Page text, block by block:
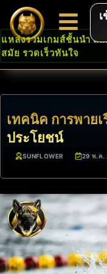
แหล่งรวมเกมส์ชั้นนำ ส
สมัย รวดเร็วทันใจ
เทคนิค การพาย
ประโยชน์
SUNFLOWER 29 พ.ค.